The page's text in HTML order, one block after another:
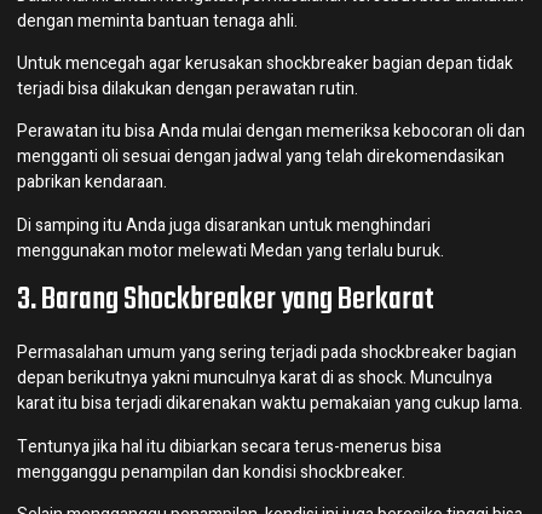
dengan meminta bantuan tenaga ahli.
Untuk mencegah agar kerusakan shockbreaker bagian depan tidak
terjadi bisa dilakukan dengan perawatan rutin.
Perawatan itu bisa Anda mulai dengan memeriksa kebocoran oli dan
mengganti oli sesuai dengan jadwal yang telah direkomendasikan
pabrikan kendaraan.
Di samping itu Anda juga disarankan untuk menghindari
menggunakan motor melewati Medan yang terlalu buruk.
3. Barang Shockbreaker yang Berkarat
Permasalahan umum yang sering terjadi pada shockbreaker bagian
depan berikutnya yakni munculnya karat di as shock. Munculnya
karat itu bisa terjadi dikarenakan waktu pemakaian yang cukup lama.
Tentunya jika hal itu dibiarkan secara terus-menerus bisa
mengganggu penampilan dan kondisi shockbreaker.